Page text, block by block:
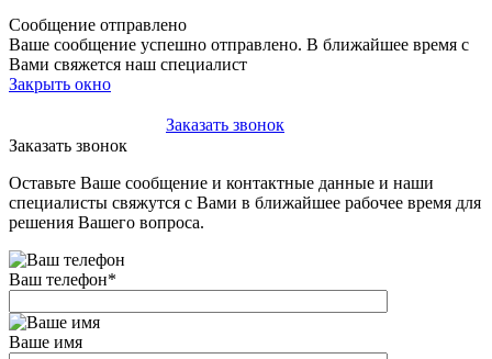
Сообщение отправлено
Ваше сообщение успешно отправлено. В ближайшее время с
Вами свяжется наш специалист
Закрыть окно
Заказать звонок
Заказать звонок
Оставьте Ваше сообщение и контактные данные и наши
специалисты свяжутся с Вами в ближайшее рабочее время для
решения Вашего вопроса.
Ваш телефон*
Ваше имя